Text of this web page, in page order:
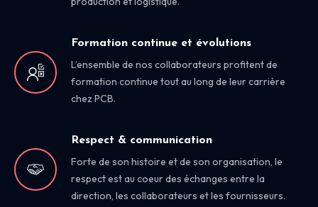
Formation continue et évolutions
L’ensemble de nos collaborateurs profitent de
formation continue tout au long de leur carrière
chez PCB.
Respect & communication
Forte de son histoire et de son organisation, le
respect est au coeur des échanges entre la
direction, les collaborateurs et les fournisseurs.